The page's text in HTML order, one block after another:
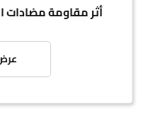
أثر مقاومة مضادات